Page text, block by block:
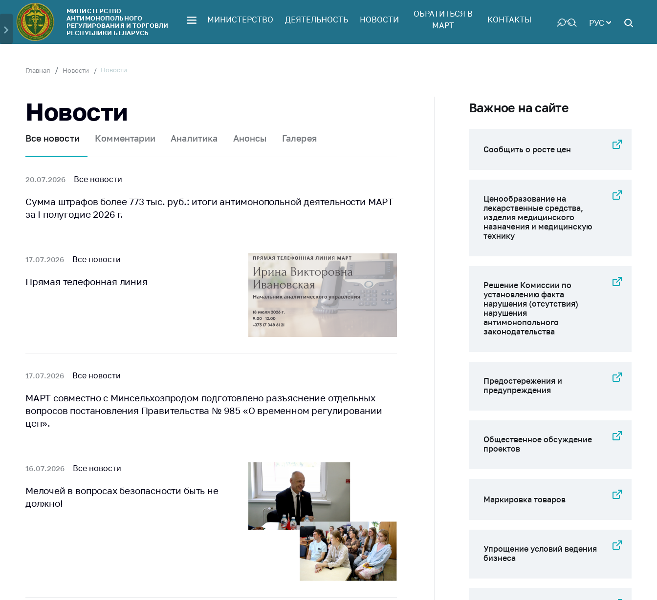
Министерство
Руководство
Министерства
Законодательство
Антикоррупционная
деятельность
консультативный
совет
Соискателям
Награждения
товарная биржа
Общественная
жизнь
5 лет МАРТ
Деятельность
Ценовая политика
Торговля и услуги
Регулирование и
контроль закупок
Обратиться в МАРТ
Личный прием
Сообщить о росте
изделия
Горячая линия
Пресс-служба
Вышестоящий
Сообщить о росте
цен
назначения и
медицинскую
технику
Решение Комиссии
по установлению
факта нарушения
МИНИСТЕРСТВО
АНТИМОНОПОЛЬНОГО
РЕГУЛИРОВАНИЯ И ТОРГОВЛИ
РЕСПУБЛИКИ БЕЛАРУСЬ
МИНИСТЕРСТВО ДЕЯТЕЛЬНОСТЬ НОВОСТИ
ОБРАТИТЬСЯ В
МАРТ
КОНТАКТЫ РУС
Главная Новости Новости
Новости
Все новости Комментарии Аналитика Анонсы Галерея
20.07.2026 Все новости
Сумма штрафов более 773 тыс. руб.: итоги антимонопольной деятельности МАРТ
за I полугодие 2026 г.
17.07.2026 Все новости
Прямая телефонная линия
17.07.2026 Все новости
МАРТ совместно с Минсельхозпродом подготовлено разъяснение отдельных
вопросов постановления Правительства № 985 «О временном регулировании
цен».
16.07.2026 Все новости
Мелочей в вопросах безопасности быть не
должно!
Важное на сайте
Сообщить о росте цен
Ценообразование на
лекарственные средства,
изделия медицинского
назначения и медицинскую
технику
Решение Комиссии по
установлению факта
нарушения (отсутствия)
нарушения
антимонопольного
законодательства
Предостережения и
предупреждения
Общественное обсуждение
проектов
Маркировка товаров
Упрощение условий ведения
бизнеса